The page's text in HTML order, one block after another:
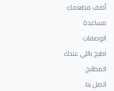
أضف مطعمك
مساعدة
الوصفات
اطبخ باللي عندك
المطابخ
اتصل بنا